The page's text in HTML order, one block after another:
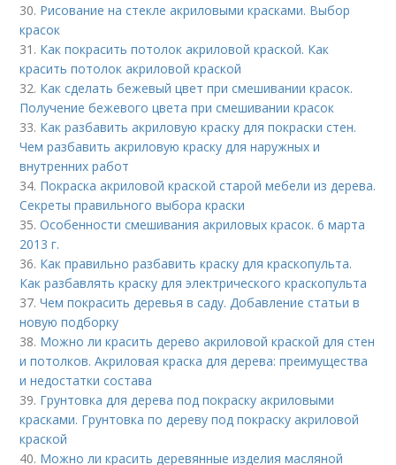
30. Рисование на стекле акриловыми красками. Выбор
красок
31. Как покрасить потолок акриловой краской. Как
красить потолок акриловой краской
32. Как сделать бежевый цвет при смешивании красок.
Получение бежевого цвета при смешивании красок
33. Как разбавить акриловую краску для покраски стен.
Чем разбавить акриловую краску для наружных и
внутренних работ
34. Покраска акриловой краской старой мебели из дерева.
Секреты правильного выбора краски
35.Особенности смешивания акриловых красок. 6 марта
2013 г.
36. Как правильно разбавить краску для краскопульта.
Как разбавлять краску для электрического краскопульта
37.Чем покрасить деревья в саду. Добавление статьи в
новую подборку
38. Можно ли красить дерево акриловой краской для стен
и потолков. Акриловая краска для дерева: преимущества
и недостатки состава
39. Грунтовка для дерева под покраску акриловыми
красками. Грунтовка по дереву под покраску акриловой
краской
40. Можно ли красить деревянные изделия масляной